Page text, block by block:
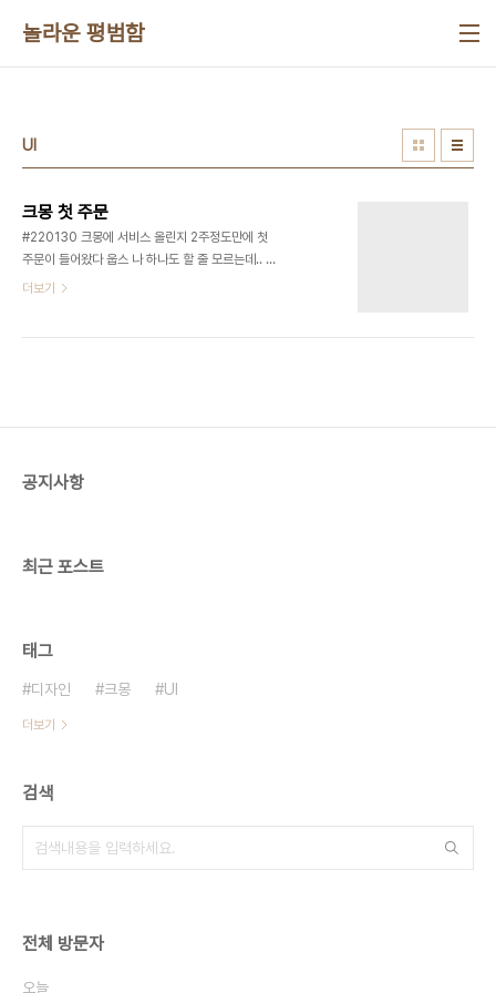
놀라운 평범함
UI
크몽 첫 주문
#220130 크몽에 서비스 올린지 2주정도만에 첫
주문이 들어왔다 웁스 나 하나도 할 줄 모르는데.. 걱
정이 앞선다 창부캠때 강의에서 들은대로 하면서 느
더보기
공지사항
최근 포스트
태그
디자인 크몽 UI
더보기
검색
전체 방문자
오늘